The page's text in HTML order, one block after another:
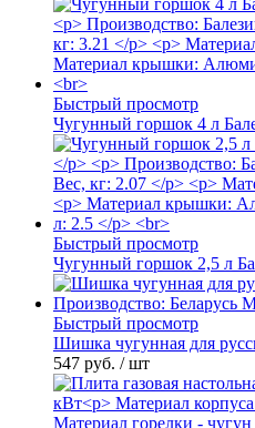
Быстрый просмотр
Чугунный горшок 4 л
Быстрый просмотр
Чугунный горшок 2,5 л
Быстрый просмотр
Шишка чугунная для
547 руб. / шт